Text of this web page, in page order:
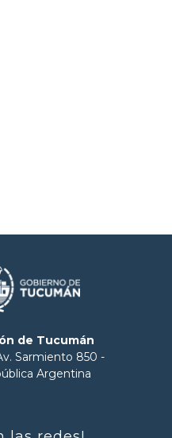
de Tucumán
Sarmiento 850 -
Argentina